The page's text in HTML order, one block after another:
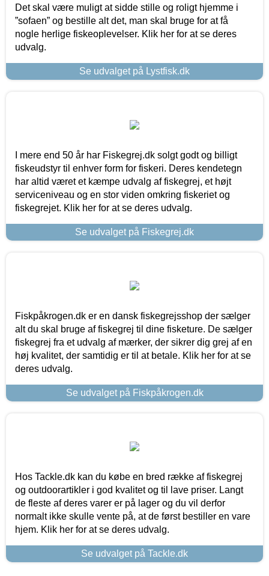
Det skal være muligt at sidde stille og roligt hjemme i
”sofaen” og bestille alt det, man skal bruge for at få
nogle herlige fiskeoplevelser. Klik her for at se deres
udvalg.
Se udvalget på Lystfisk.dk
I mere end 50 år har Fiskegrej.dk solgt godt og billigt
fiskeudstyr til enhver form for fiskeri. Deres kendetegn
har altid været et kæmpe udvalg af fiskegrej, et højt
serviceniveau og en stor viden omkring fiskeriet og
fiskegrejet. Klik her for at se deres udvalg.
Se udvalget på Fiskegrej.dk
Fiskpåkrogen.dk er en dansk fiskegrejsshop der sælger
alt du skal bruge af fiskegrej til dine fisketure. De sælger
fiskegrej fra et udvalg af mærker, der sikrer dig grej af en
høj kvalitet, der samtidig er til at betale. Klik her for at se
deres udvalg.
Se udvalget på Fiskpåkrogen.dk
Hos Tackle.dk kan du købe en bred række af fiskegrej
og outdoorartikler i god kvalitet og til lave priser. Langt
de fleste af deres varer er på lager og du vil derfor
normalt ikke skulle vente på, at de først bestiller en vare
hjem. Klik her for at se deres udvalg.
Se udvalget på Tackle.dk